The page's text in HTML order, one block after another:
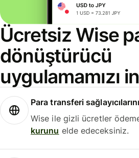
Ücretsiz Wise
dönüştürücü
uygulamamızı
Para transferi
Wise ile gizli ücretler
kurunu elde edeceksiniz.